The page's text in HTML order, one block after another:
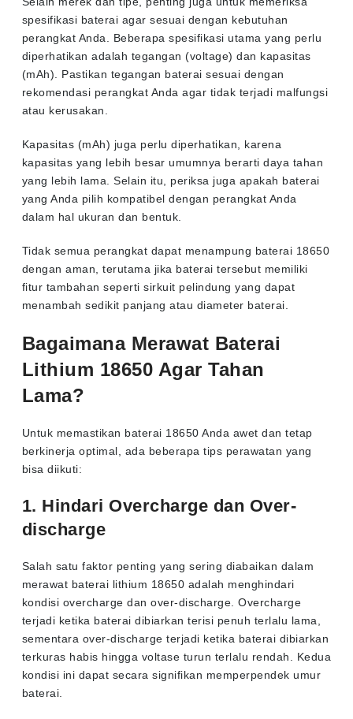
spesifikasi baterai agar sesuai dengan kebutuhan
perangkat Anda. Beberapa spesifikasi utama yang perlu
diperhatikan adalah tegangan (voltage) dan kapasitas
(mAh). Pastikan tegangan baterai sesuai dengan
rekomendasi perangkat Anda agar tidak terjadi malfungsi
atau kerusakan.
Kapasitas (mAh) juga perlu diperhatikan, karena
kapasitas yang lebih besar umumnya berarti daya tahan
yang lebih lama. Selain itu, periksa juga apakah baterai
yang Anda pilih kompatibel dengan perangkat Anda
dalam hal ukuran dan bentuk.
Tidak semua perangkat dapat menampung baterai 18650
dengan aman, terutama jika baterai tersebut memiliki
fitur tambahan seperti sirkuit pelindung yang dapat
menambah sedikit panjang atau diameter baterai.
Bagaimana Merawat Baterai
Lithium 18650 Agar Tahan
Lama?
Untuk memastikan baterai 18650 Anda awet dan tetap
berkinerja optimal, ada beberapa tips perawatan yang
bisa diikuti:
1. Hindari Overcharge dan Over-
discharge
Salah satu faktor penting yang sering diabaikan dalam
merawat baterai lithium 18650 adalah menghindari
kondisi overcharge dan over-discharge. Overcharge
terjadi ketika baterai dibiarkan terisi penuh terlalu lama,
sementara over-discharge terjadi ketika baterai dibiarkan
terkuras habis hingga voltase turun terlalu rendah. Kedua
kondisi ini dapat secara signifikan memperpendek umur
baterai.